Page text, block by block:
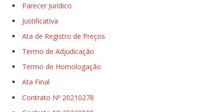
Parecer Jurídico
Justificativa
Ata de Registro de Preços
Termo de Adjudicação
Termo de Homologação
Ata Final
Contrato Nº 20210278